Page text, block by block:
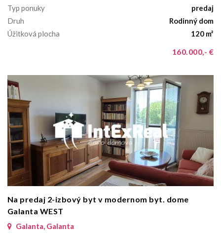
Typ ponuky
predaj
Druh
Rodinný dom
Úžitková plocha
120 m²
160.000,- €
Na predaj 2-izbový byt v modernom byt. dome
Galanta WEST
Galanta, Galanta